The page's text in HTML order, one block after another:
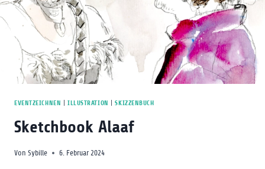
EVENTZEICHNEN ILLUSTRATION |SKIZZENBUCH
Sketchbook Alaaf
Von Sybille 6. Februar 2024